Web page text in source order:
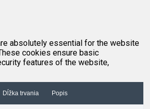
absolutely essential for the website
cookies ensure basic
features of the website,
Dĺžka trvania Popis